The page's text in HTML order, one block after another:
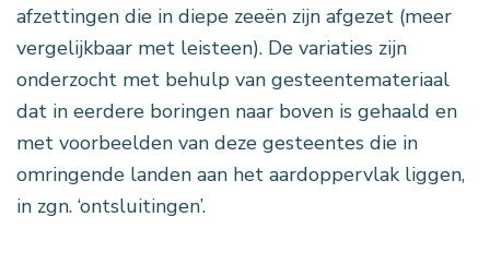
afzettingen die in diepe zeeën zijn afgezet (meer
vergelijkbaar met leisteen). De variaties zijn
onderzocht met behulp van gesteentemateriaal
dat in eerdere boringen naar boven is gehaald en
met voorbeelden van deze gesteentes die in
omringende landen aan het aardoppervlak liggen,
in zgn. ‘ontsluitingen’.